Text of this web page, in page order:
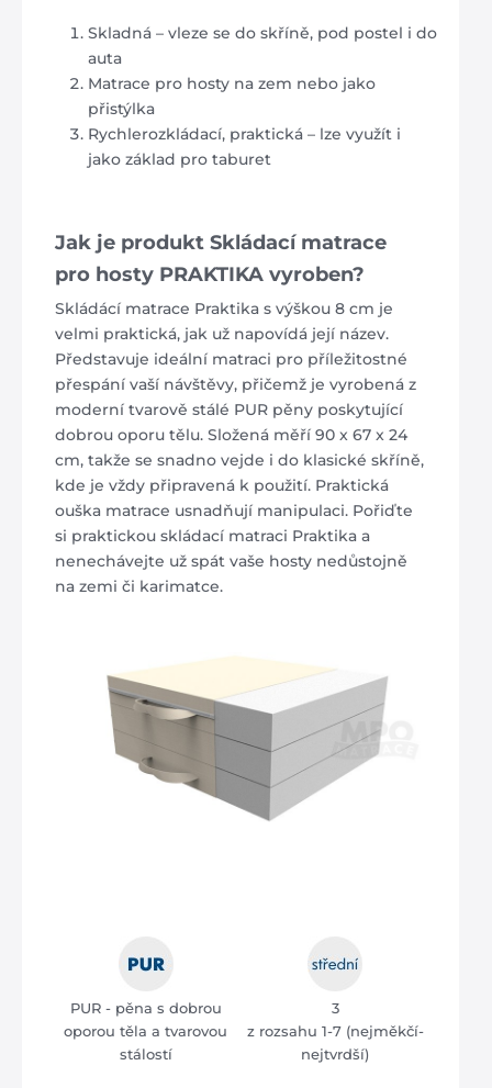
Skladná – vleze se do skříně, pod postel i do
auta
Matrace pro hosty na zem nebo jako
přistýlka
Rychlerozkládací, praktická – lze využít i
jako základ pro taburet
Jak je produkt Skládací matrace
pro hosty PRAKTIKA vyroben?
Skládácí matrace Praktika s výškou 8 cm je
velmi praktická, jak už napovídá její název.
Představuje ideální matraci pro příležitostné
přespání vaší návštěvy, přičemž je vyrobená z
moderní tvarově stálé PUR pěny poskytující
dobrou oporu tělu. Složená měří 90 x 67 x 24
cm, takže se snadno vejde i do klasické skříně,
kde je vždy připravená k použití. Praktická
ouška matrace usnadňují manipulaci. Pořiďte
si praktickou skládací matraci Praktika a
nenechávejte už spát vaše hosty nedůstojně
na zemi či karimatce.
PUR - pěna s dobrou
oporou těla a tvarovou
stálostí
3
z rozsahu 1-7 (nejměkčí-
nejtvrdší)